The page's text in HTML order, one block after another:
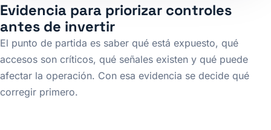
Evidencia para priorizar controles
antes de invertir
El punto de partida es saber qué está expuesto, qué
accesos son críticos, qué señales existen y qué puede
afectar la operación. Con esa evidencia se decide qué
corregir primero.